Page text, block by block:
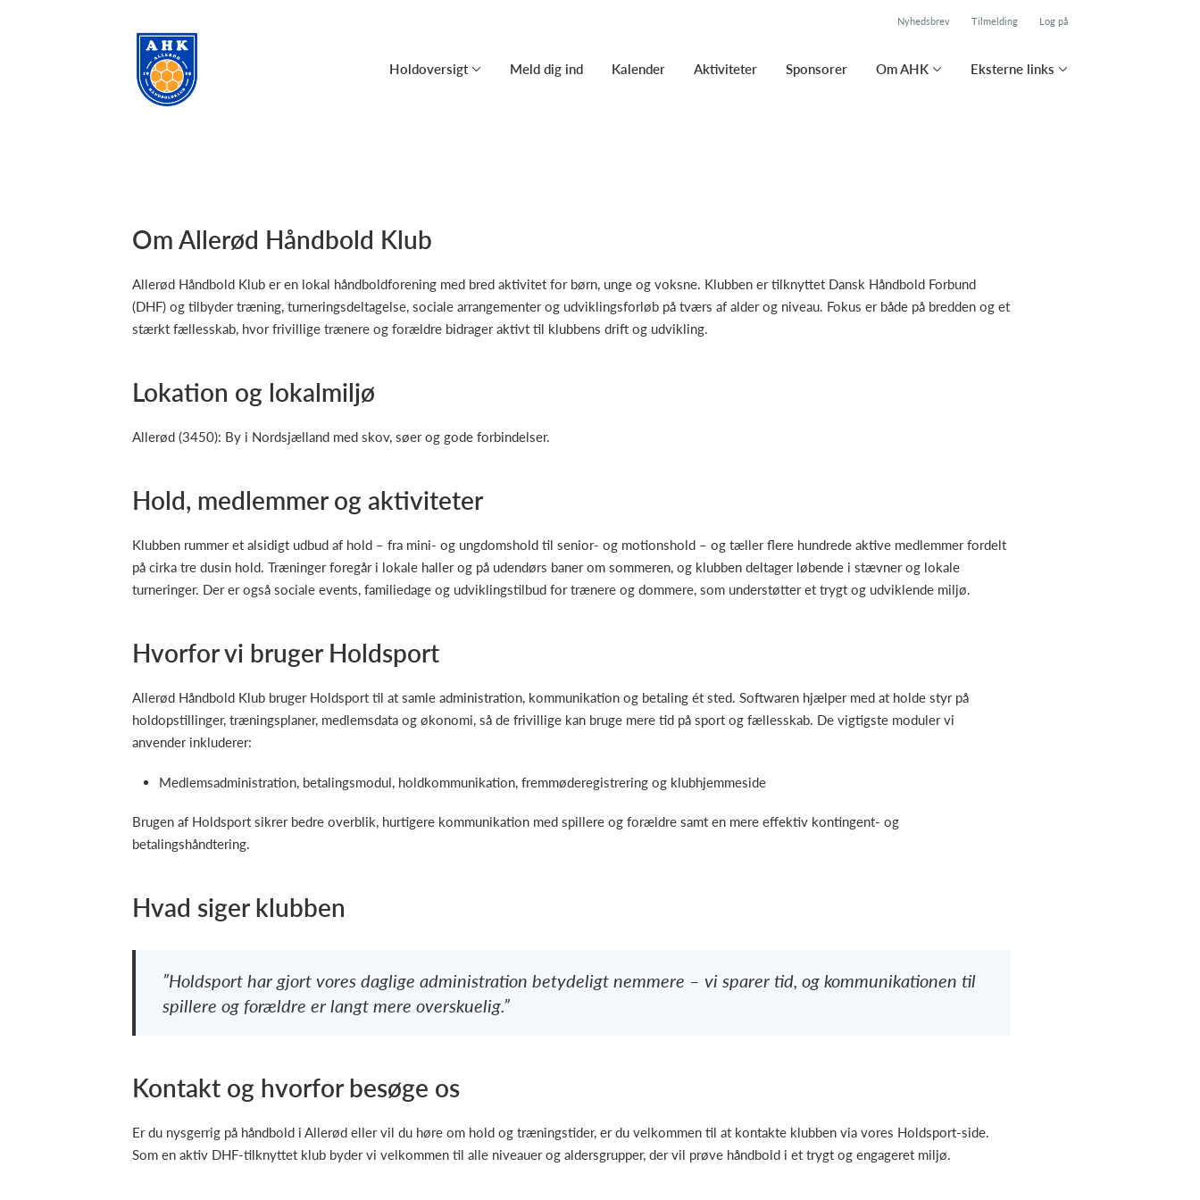
Nyhedsbrev Tilmelding Log på
Holdoversigt Meld dig ind Kalender Aktiviteter Sponsorer Om AHK Eksterne links
Om Allerød Håndbold Klub
Allerød Håndbold Klub er en lokal håndboldforening med bred aktivitet for børn, unge og voksne. Klubben er tilknyttet Dansk Håndbold Forbund
(DHF) og tilbyder træning, turneringsdeltagelse, sociale arrangementer og udviklingsforløb på tværs af alder og niveau. Fokus er både på bredden og et
stærkt fællesskab, hvor frivillige trænere og forældre bidrager aktivt til klubbens drift og udvikling.
Lokation og lokalmiljø
Allerød (3450): By i Nordsjælland med skov, søer og gode forbindelser.
Hold, medlemmer og aktiviteter
Klubben rummer et alsidigt udbud af hold – fra mini- og ungdomshold til senior- og motionshold – og tæller flere hundrede aktive medlemmer fordelt
på cirka tre dusin hold. Træninger foregår i lokale haller og på udendørs baner om sommeren, og klubben deltager løbende i stævner og lokale
turneringer. Der er også sociale events, familiedage og udviklingstilbud for trænere og dommere, som understøtter et trygt og udviklende miljø.
Hvorfor vi bruger Holdsport
Allerød Håndbold Klub bruger Holdsport til at samle administration, kommunikation og betaling ét sted. Softwaren hjælper med at holde styr på
holdopstillinger, træningsplaner, medlemsdata og økonomi, så de frivillige kan bruge mere tid på sport og fællesskab. De vigtigste moduler vi
anvender inkluderer:
Medlemsadministration, betalingsmodul, holdkommunikation, fremmøderegistrering og klubhjemmeside
Brugen af Holdsport sikrer bedre overblik, hurtigere kommunikation med spillere og forældre samt en mere effektiv kontingent- og
betalingshåndtering.
Hvad siger klubben
”Holdsport har gjort vores daglige administration betydeligt nemmere – vi sparer tid, og kommunikationen til
spillere og forældre er langt mere overskuelig.”
Kontakt og hvorfor besøge os
Er du nysgerrig på håndbold i Allerød eller vil du høre om hold og træningstider, er du velkommen til at kontakte klubben via vores Holdsport-side.
Som en aktiv DHF-tilknyttet klub byder vi velkommen til alle niveauer og aldersgrupper, der vil prøve håndbold i et trygt og engageret miljø.